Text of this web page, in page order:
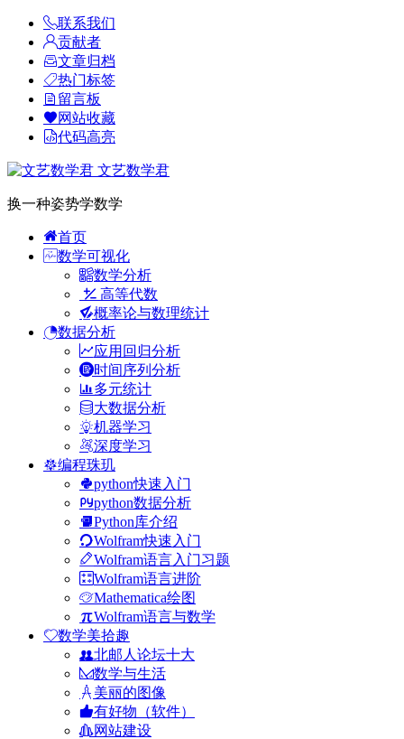
联系我们
贡献者
文章归档
热门标签
留言板
网站收藏
代码高亮
文艺数学君
换一种姿势学数学
首页
数学可视化
数学分析
高等代数
概率论与数理统计
数据分析
应用回归分析
时间序列分析
多元统计
大数据分析
机器学习
深度学习
编程珠玑
python快速入门
python数据分析
Python库介绍
Wolfram快速入门
Wolfram语言入门习题
Wolfram语言进阶
Mathematica绘图
Wolfram语言与数学
数学美拾趣
北邮人论坛十大
数学与生活
美丽的图像
有好物（软件）
网站建设